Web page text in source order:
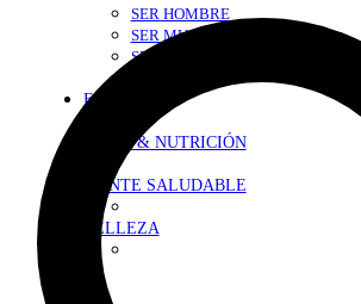
SER HOMBRE
SER MUJER
SEXY-SALUD
EN FORMA
DIETA & NUTRICIÓN
MENTE SALUDABLE
BELLEZA